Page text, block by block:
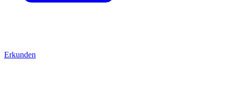
Erkunden